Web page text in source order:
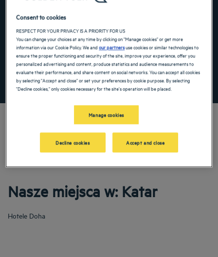
Navigate forward to interact with the calendar and select a date. Press the
ZNAJDŹ HOTEL
Dodaj specjalny kod
Odkryj nasze 3-, 4- i 5-gwiazdkowe hotele w: Katar! Na rodzinne wakacje lub
przyjemną podróż służbową zarezerwuj pokój hotelowy w naszych obiektach.
Nasze miejsca w: Katar
Hotele Doha
Consent to cookies
RESPECT FOR YOUR PRIVACY IS A PRIORITY FOR US
You can change your choices at any time by clicking on "Manage cookies" or get more
information via our Cookie Policy. We andour partnersuse cookies or similar technologies to
ensure the proper functioning and security of the site, improve your experience, offer you
personalized advertising and content, produce statistics and audience measurements to
evaluate their performance, and share content on social networks. You can accept all cookies
by selecting "Accept and close" or set your preferences by cookie purpose. By selecting
"Decline cookies," only cookies necessary for the site's operation will be placed.
Manage cookies
Decline cookies Accept and close